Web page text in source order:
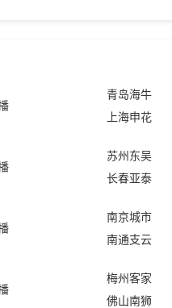
青岛海牛
上海申花
苏州东吴
长春亚泰
南京城市
南通支云
梅州客家
佛山南狮